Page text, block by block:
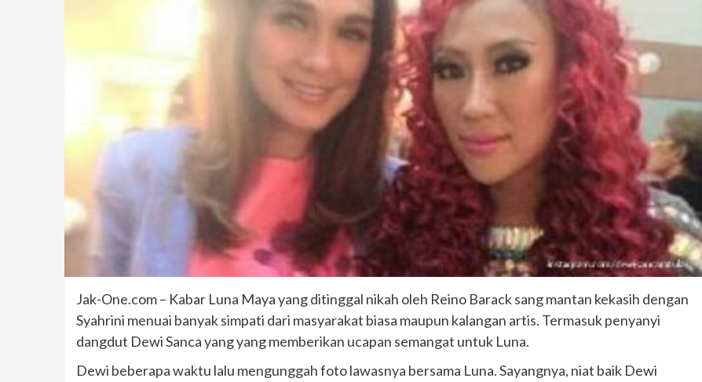
Jak-One.com – Kabar Luna Maya yang ditinggal nikah oleh Reino Barack sang mantan kekasih dengan
Syahrini menuai banyak simpati dari masyarakat biasa maupun kalangan artis. Termasuk penyanyi
dangdut Dewi Sanca yang yang memberikan ucapan semangat untuk Luna.
Dewi beberapa waktu lalu mengunggah foto lawasnya bersama Luna. Sayangnya, niat baik Dewi